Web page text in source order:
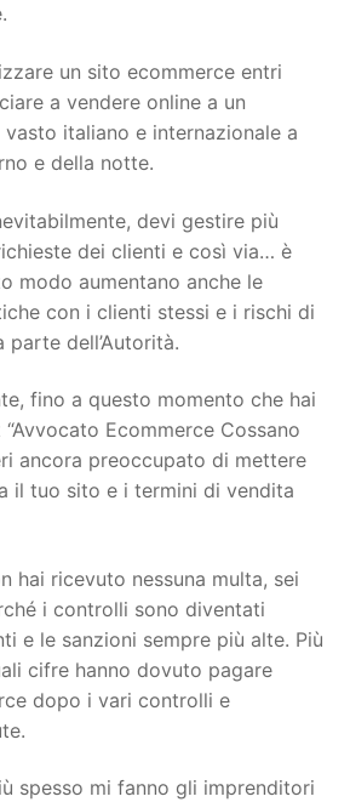
un sito ecommerce entri
a vendere online a un
italiano e internazionale a
e della notte.
devi gestire più
dei clienti e così via… è
modo aumentano anche le
con i clienti stessi e i rischi di
dell’Autorità.
fino a questo momento che hai
Ecommerce Cossano
ancora preoccupato di mettere
il tuo sito e i termini di vendita
hai ricevuto nessuna multa, sei
i controlli sono diventati
e le sanzioni sempre più alte. Più
cifre hanno dovuto pagare
dopo i vari controlli e
spesso mi fanno gli imprenditori